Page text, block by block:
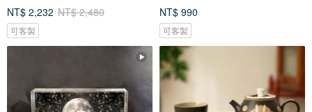
NT$ 2,232 NT$ 2,480
可客製
NT$ 990
可客製